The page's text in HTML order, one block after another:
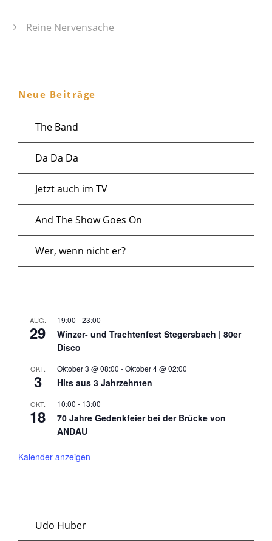
Reine Nervensache
Neue Beiträge
The Band
Da Da Da
Jetzt auch im TV
And The Show Goes On
Wer, wenn nicht er?
AUG.
29
19:00 -23:00
Winzer- und Trachtenfest Stegersbach | 80er
Disco
OKT.
3
Oktober 3 @ 08:00 -Oktober 4 @ 02:00
Hits aus 3 Jahrzehnten
OKT.
18
10:00 - 13:00
70 Jahre Gedenkfeier bei der Brücke von
ANDAU
Kalender anzeigen
Udo Huber